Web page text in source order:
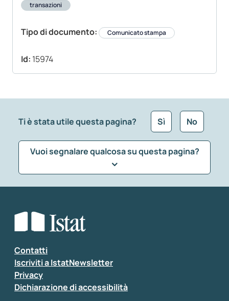
transazioni
Tipo di documento: Comunicato stampa
Id: 15974
Ti è stata utile questa pagina? Sì No
Vuoi segnalare qualcosa su questa pagina?
Seleziona la tipologia della segnalazione
Inserisci il tuo commento
Contatti
Iscriviti a IstatNewsletter
Privacy
Dichiarazione di accessibilità